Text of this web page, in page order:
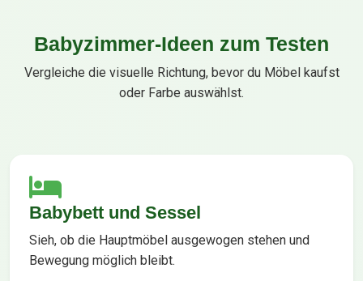
Babyzimmer-Ideen zum Testen
Vergleiche die visuelle Richtung, bevor du Möbel kaufst
oder Farbe auswählst.
Babybett und Sessel
Sieh, ob die Hauptmöbel ausgewogen stehen und
Bewegung möglich bleibt.